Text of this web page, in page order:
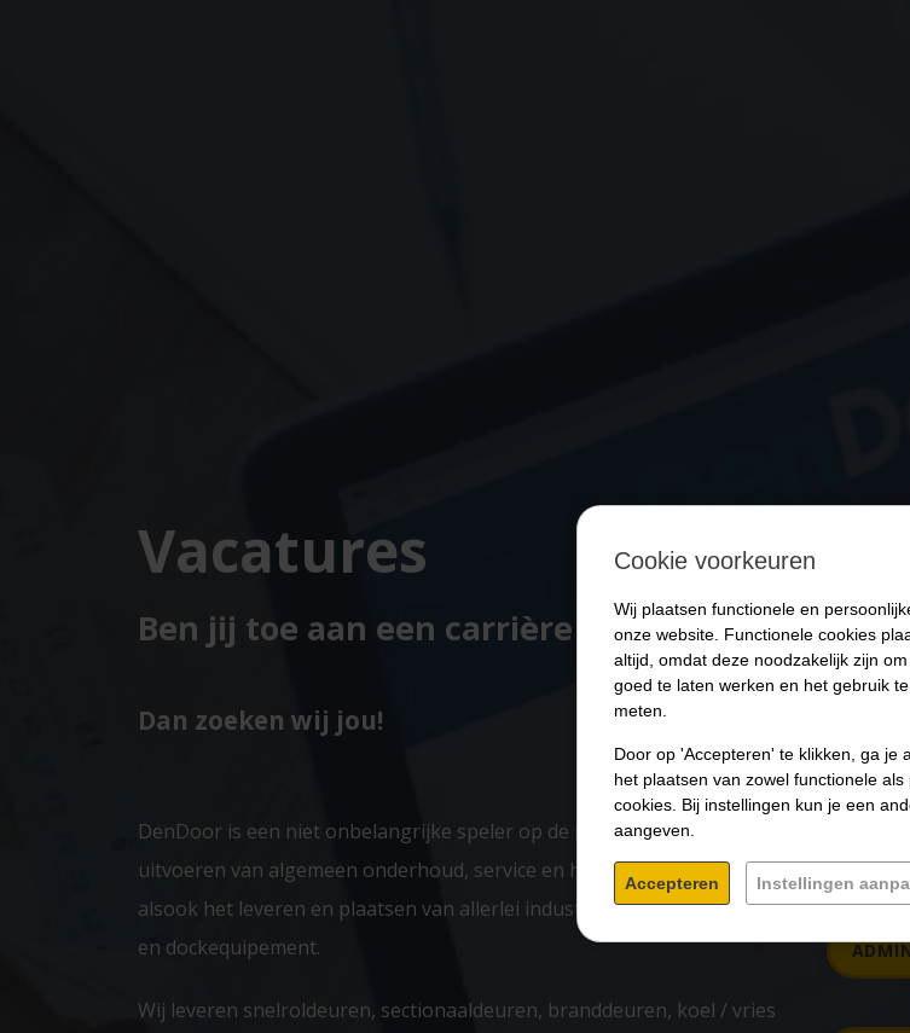
Vacatures
Ben jij toe aan een carrière switch?
Dan zoeken wij jou!
DenDoor is een niet onbelangrijke speler op de markt voor het
uitvoeren van algemeen onderhoud, service en herstelwerkzaamheden,
alsook het leveren en plaatsen van allerlei industriële deuren, laadkades
en dockequipement.
Wij leveren snelroldeuren, sectionaaldeuren, branddeuren, koel / vries
Cookie voorkeuren
Wij plaatsen functionele en
onze website. Functionele cookies
altijd, omdat deze noodzakelijk zijn
goed te laten werken en het gebruik
meten.
Door op 'Accepteren' te klikken, ga je
het plaatsen van zowel functionele als
cookies. Bij instellingen kun je een
aangeven.
Accepteren Instellingen